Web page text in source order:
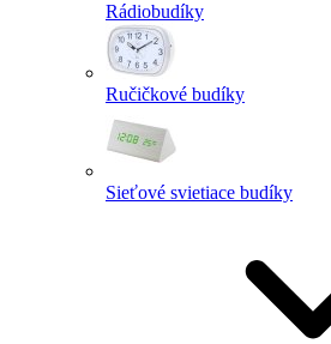
Rádiobudíky
Ručičkové budíky
Sieťové svietiace budíky